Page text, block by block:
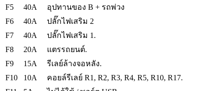
F5
40A
อุปทานของ B + รถพ่วง
F6
40A
ปลั๊กไฟเสริม 2
F7
40A
ปลั๊กไฟเสริม 1.
F8
20A
แตรรถยนต์.
F9
15A
รีเลย์ล้างจอหลัง.
F10
10A
คอยล์รีเลย์ R1, R2, R3, R4, R5, R10, R17.